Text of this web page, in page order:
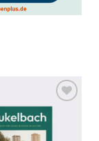
Merkzettel
hinzufügen